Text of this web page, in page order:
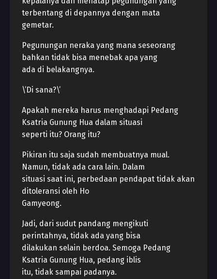
terbentang di depannya dengan mata
gemetar.
Pegunungan neraka yang mana seseorang
bahkan tidak bisa menebak apa yang
ada di belakangnya.
\’Di sana?\’
Apakah mereka harus menghadapi Pedang
Ksatria Gunung Hua dalam situasi
seperti itu? Orang itu?
Pikiran itu saja sudah membuatnya mual.
Namun, tidak ada cara lain. Dalam
situasi saat ini, perbedaan pendapat tidak akan
ditoleransi oleh Ho
Gamyeong.
Jadi, dari sudut pandang mengikuti
perintahnya, tidak ada yang bisa
dilakukan selain berdoa. Semoga Pedang
Ksatria Gunung Hua, pedang iblis
itu, tidak sampai padanya.